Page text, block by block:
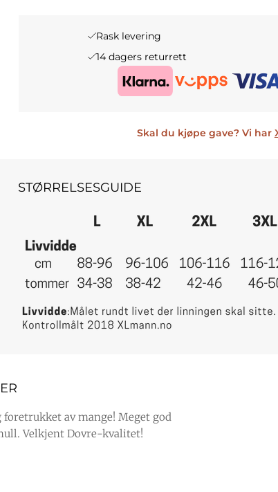
:
4
9
4
-
Rask levering
14 dagers returrett
Skal du kjøpe gave? Vi har
STØRRELSESGUIDE
av mange! Meget god
Velkjent Dovre-kvalitet!